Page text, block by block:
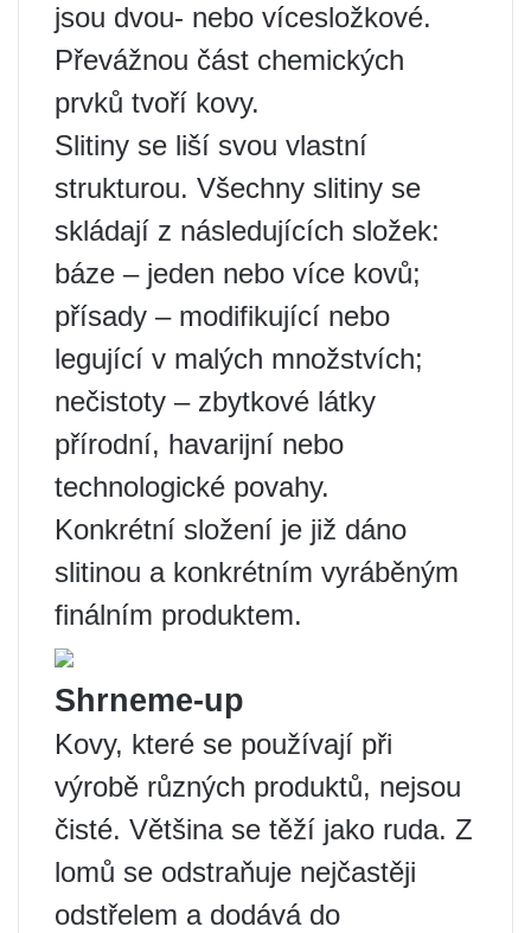
jsou dvou- nebo vícesložkové.
Převážnou část chemických
prvků tvoří kovy.
Slitiny se liší svou vlastní
strukturou. Všechny slitiny se
skládají z následujících složek:
báze – jeden nebo více kovů;
přísady – modifikující nebo
legující v malých množstvích;
nečistoty – zbytkové látky
přírodní, havarijní nebo
technologické povahy.
Konkrétní složení je již dáno
slitinou a konkrétním vyráběným
finálním produktem.
Shrneme-up
Kovy, které se používají při
výrobě různých produktů, nejsou
čisté. Většina se těží jako ruda. Z
lomů se odstraňuje nejčastěji
odstřelem a dodává do